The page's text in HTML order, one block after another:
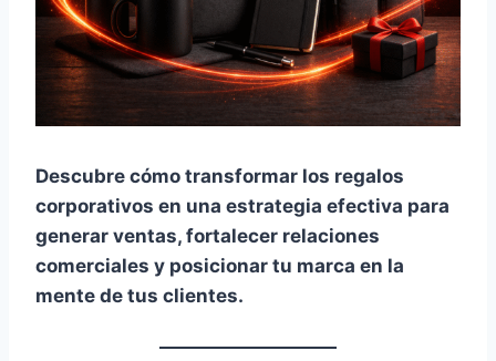
Descubre cómo transformar los regalos
corporativos en una estrategia efectiva para
generar ventas, fortalecer relaciones
comerciales y posicionar tu marca en la
mente de tus clientes.